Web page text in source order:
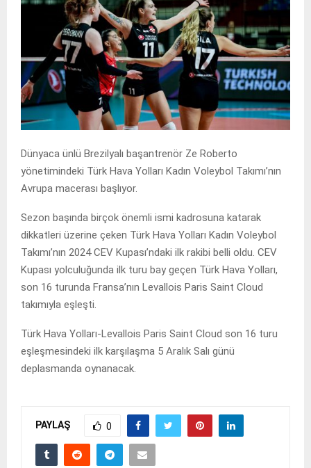
Dünyaca ünlü Brezilyalı başantrenör Ze Roberto
yönetimindeki Türk Hava Yolları Kadın Voleybol Takımı’nın
Avrupa macerası başlıyor.
Sezon başında birçok önemli ismi kadrosuna katarak
dikkatleri üzerine çeken Türk Hava Yolları Kadın Voleybol
Takımı’nın 2024 CEV Kupası’ndaki ilk rakibi belli oldu. CEV
Kupası yolculuğunda ilk turu bay geçen Türk Hava Yolları,
son 16 turunda Fransa’nın Levallois Paris Saint Cloud
takımıyla eşleşti.
Türk Hava Yolları-Levallois Paris Saint Cloud son 16 turu
eşleşmesindeki ilk karşılaşma 5 Aralık Salı günü
deplasmanda oynanacak.
PAYLAŞ 0